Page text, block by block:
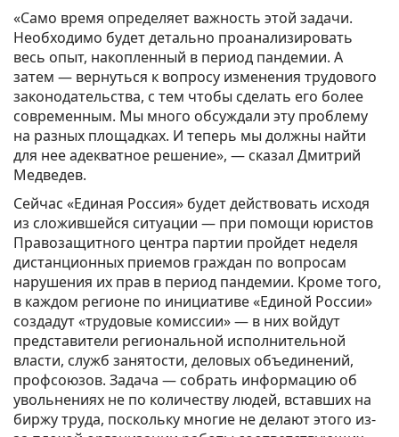
«Само время определяет важность этой задачи.
Необходимо будет детально проанализировать
весь опыт, накопленный в период пандемии. А
затем — вернуться к вопросу изменения трудового
законодательства, с тем чтобы сделать его более
современным. Мы много обсуждали эту проблему
на разных площадках. И теперь мы должны найти
для нее адекватное решение», — сказал Дмитрий
Медведев.
Сейчас «Единая Россия» будет действовать исходя
из сложившейся ситуации — при помощи юристов
Правозащитного центра партии пройдет неделя
дистанционных приемов граждан по вопросам
нарушения их прав в период пандемии. Кроме того,
в каждом регионе по инициативе «Единой России»
создадут «трудовые комиссии» — в них войдут
представители региональной исполнительной
власти, служб занятости, деловых объединений,
профсоюзов. Задача — собрать информацию об
увольнениях не по количеству людей, вставших на
биржу труда, поскольку многие не делают этого из-